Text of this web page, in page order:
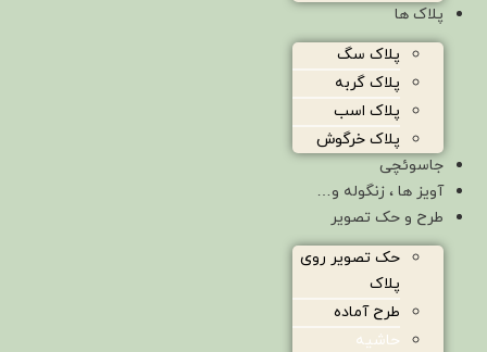
پلاک ها
پلاک سگ
پلاک گربه
پلاک اسب
پلاک خرگوش
جاسوئچی
آویز ها ، زنگوله و…
طرح و حک تصویر
حک تصویر روی
پلاک
طرح آماده
حاشیه